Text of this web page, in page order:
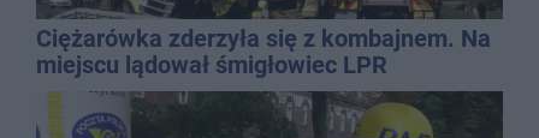
Ciężarówka zderzyła się z kombajnem. Na
miejscu lądował śmigłowiec LPR